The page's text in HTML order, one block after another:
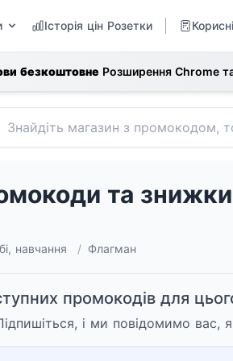
Історія цін Розетки
безкоштовне Розширення Chrome
та
навчання / Флагман
промокодів для
і ми повідомимо вас,